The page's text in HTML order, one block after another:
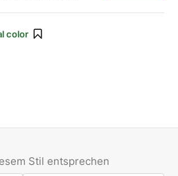
color
Stil entsprechen